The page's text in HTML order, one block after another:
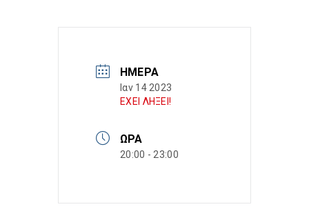
ΗΜΈΡΑ
Ιαν 14 2023
ΕΧΕΙ ΛΗΞΕΙ!
ΏΡΑ
20:00 - 23:00